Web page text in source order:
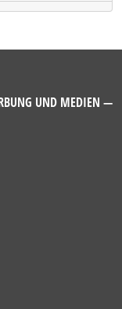
UND MEDIEN —